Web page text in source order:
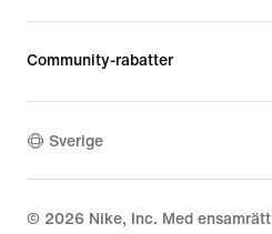
Community-rabatter
Sverige
© 2026 Nike, Inc. Med ensamrätt